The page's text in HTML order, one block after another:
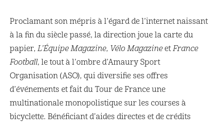
Proclamant son mépris à l’égard de l’internet naissant
à la fin du siècle passé, la direction joue la carte du
papier, L’Équipe Magazine, Vélo MagazineetFrance
Football, le tout à l’ombre d’Amaury Sport
Organisation (ASO), qui diversifie ses offres
d’événements et fait du Tour de France une
multinationale monopolistique sur les courses à
bicyclette. Bénéficiant d’aides directes et de crédits